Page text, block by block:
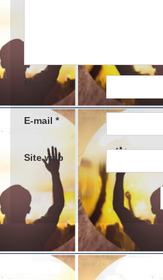
Nom
E-mail *
Site web